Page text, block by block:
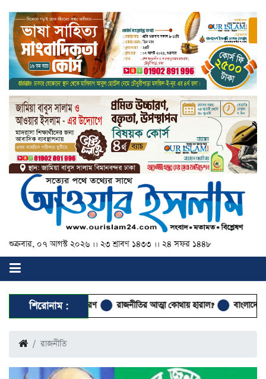
শুক্রবার, ০৭ আগস্ট ২০২৬ ।। ২৩ শ্রাবণ ১৪৩৩ ।। ২৪ সফর ১৪৪৮
শিরোনাম :
রাজনীতির আত্মা কোথায় হারাল? বাংলাদেশে আসছেন দুই
রাজনীতি